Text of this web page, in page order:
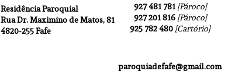
Residência Paroquial
Rua Dr. Maximino de Matos, 81
4820-255 Fafe
927 481 781 [Pároco]
927 201 816 [Pároco]
925 782 480 [Cartório]
paroquiadefafe@gmail.com